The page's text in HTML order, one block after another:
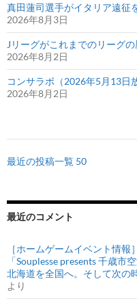
真田蓮司選手がイタリア遠征
2026年8月3日
Jリーグがこれまでのリーグ
2026年8月2日
コンサラボ（2026年5月13日
2026年8月2日
最近の投稿一覧 50
最近のコメント
［ホームゲームイベント情
「Souplesse presents 千歳
北海道を全国へ。そして次の
より